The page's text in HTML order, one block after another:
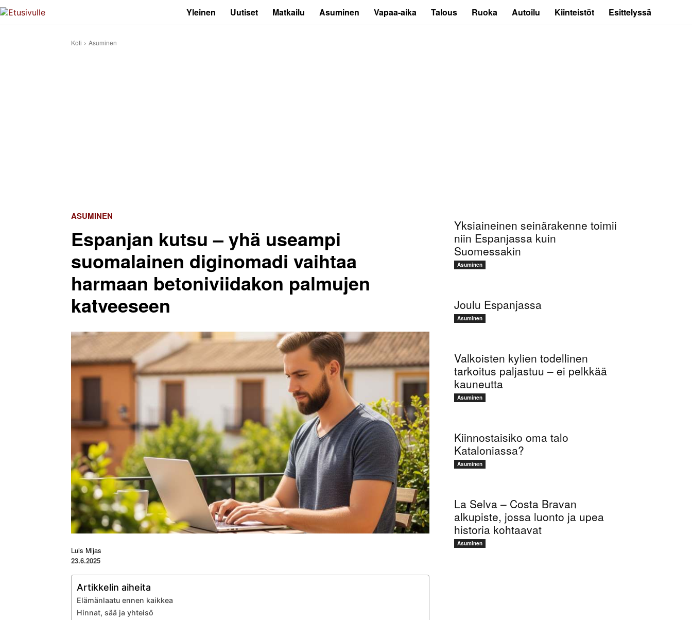
Yleinen Uutiset Matkailu Asuminen Vapaa-aika Talous Ruoka Autoilu Kiinteistöt Esittelyssä
Koti Asuminen
ASUMINEN
Espanjan kutsu – yhä useampi
suomalainen diginomadi vaihtaa
harmaan betoniviidakon palmujen
katveeseen
Luis Mijas
23.6.2025
Artikkelin aiheita
Elämänlaatu ennen kaikkea
Hinnat, sää ja yhteisö
Yksiaineinen seinärakenne toimii
niin Espanjassa kuin
Suomessakin
Asuminen
Joulu Espanjassa
Asuminen
Valkoisten kylien todellinen
tarkoitus paljastuu – ei pelkkää
kauneutta
Asuminen
Kiinnostaisiko oma talo
Kataloniassa?
Asuminen
La Selva – Costa Bravan
alkupiste, jossa luonto ja upea
historia kohtaavat
Asuminen